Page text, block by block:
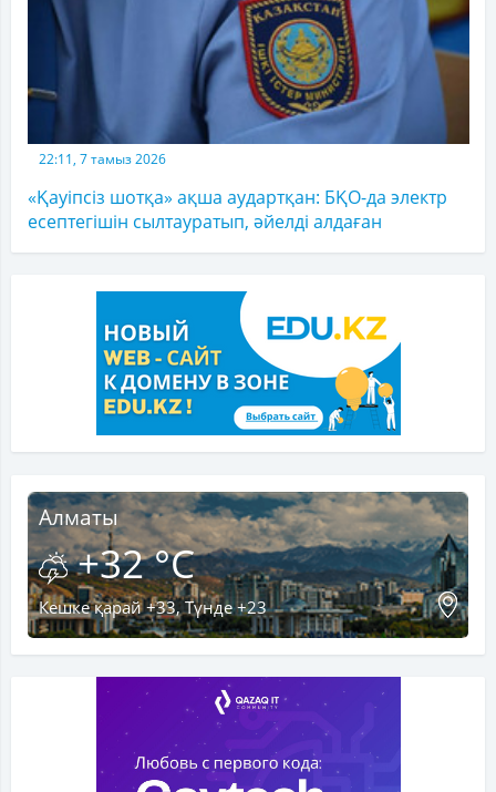
22:11, 7 тамыз 2026
«Қауіпсіз шотқа» ақша аудартқан: БҚО-да электр
есептегішін сылтауратып, әйелді алдаған
Алматы
+32 °C
Кешке қарай +33, Түнде +23